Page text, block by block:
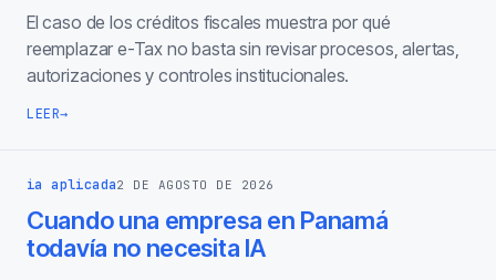
El caso de los créditos fiscales muestra por qué
reemplazar e-Tax no basta sin revisar procesos, alertas,
autorizaciones y controles institucionales.
LEER→
ia aplicada2 DE AGOSTO DE 2026
Cuando una empresa en Panamá
todavía no necesita IA